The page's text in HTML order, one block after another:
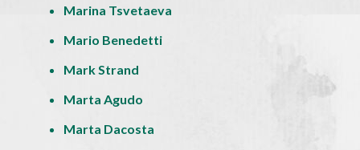
Marina Tsvetaeva
Mario Benedetti
Mark Strand
Marta Agudo
Marta Dacosta